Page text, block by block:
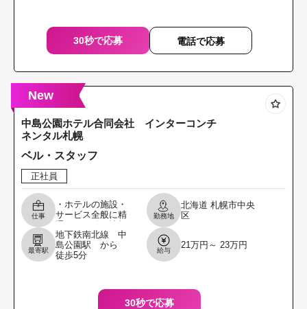
30秒で応募 電話で応募
New
中島公園ホテル合同会社 インターコンチ
ネンタル札幌
ベル・スタッフ
正社員
仕事
・ホテルの施設・
サービス全般に精
をゲストに 提供 ・
シャトルバスで札
幌駅間の送迎業務
勤務地
北海道 札幌市中央
区
最寄駅
地下鉄南北線 中
島公園駅 から
徒歩5分
給与
21万円～ 23万円
30秒で応募